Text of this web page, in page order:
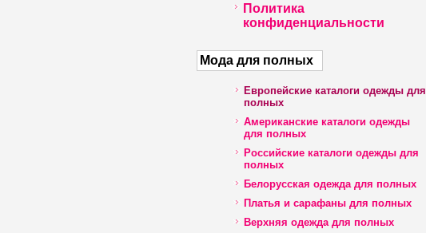
Политика
конфиденциальности
Мода для полных
Европейские каталоги одежды для
полных
Американские каталоги одежды
для полных
Российские каталоги одежды для
полных
Белорусская одежда для полных
Платья и сарафаны для полных
Верхняя одежда для полных